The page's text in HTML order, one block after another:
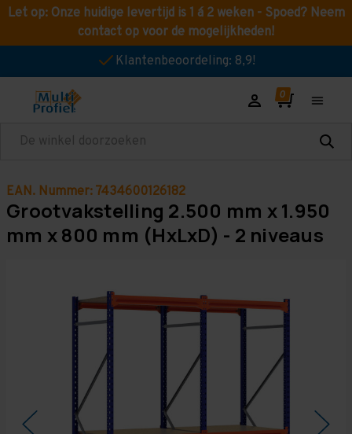
Let op: Onze huidige levertijd is 1 á 2 weken - Spoed? Neem
contact op voor de mogelijkheden!
Klantenbeoordeling: 8,9!
Zoeken
EAN. Nummer: 7434600126182
Grootvakstelling 2.500 mm x 1.950
mm x 800 mm (HxLxD) - 2 niveaus